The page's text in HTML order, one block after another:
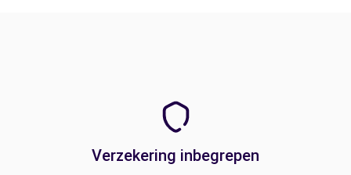
Verzekering inbegrepen